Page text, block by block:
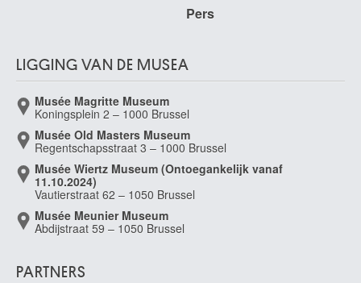
Pers
LIGGING VAN DE MUSEA
Musée Magritte Museum
Koningsplein 2 – 1000 Brussel
Musée Old Masters Museum
Regentschapsstraat 3 – 1000 Brussel
Musée Wiertz Museum (Ontoegankelijk vanaf
11.10.2024)
Vautierstraat 62 – 1050 Brussel
Musée Meunier Museum
Abdijstraat 59 – 1050 Brussel
PARTNERS